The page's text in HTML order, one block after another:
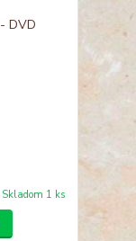
Skladom 1 ks